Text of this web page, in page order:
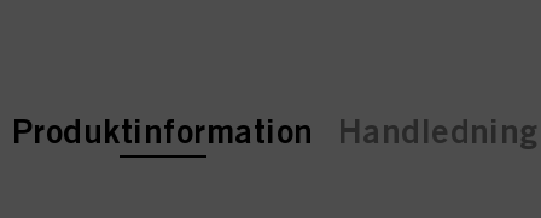
current tab:
Produktinformation